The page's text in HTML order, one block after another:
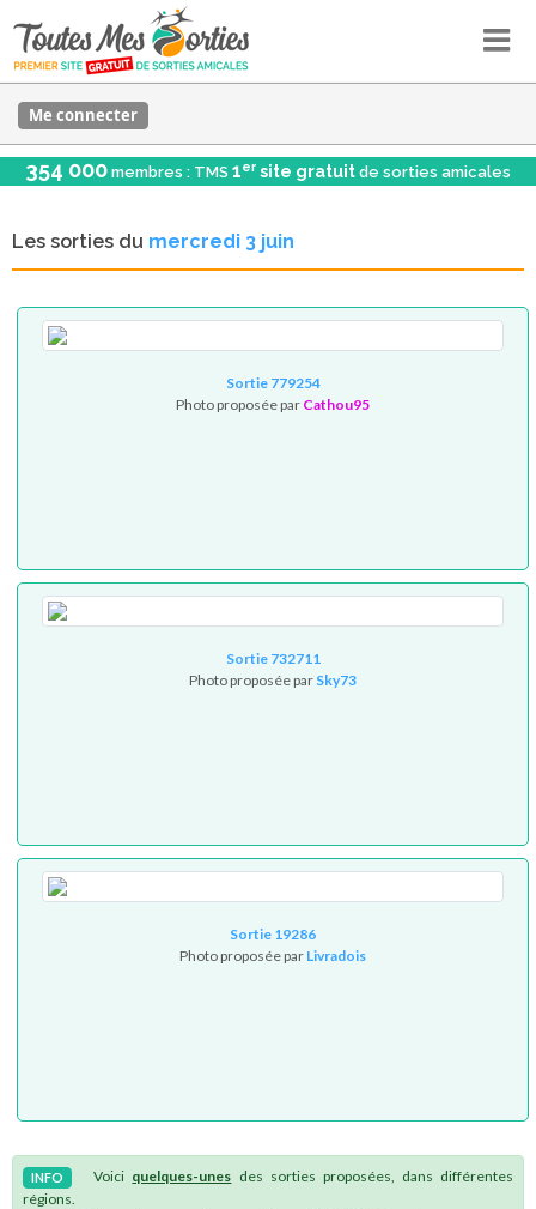
Me connecter
354 000 membres : TMS 1er site gratuit de sorties amicales
Les sorties du mercredi 3 juin
Sortie 779254
Photo proposée par Cathou95
Sortie 732711
Photo proposée par Sky73
Sortie 19286
Photo proposée par Livradois
INFO Voici quelques-unes des sorties proposées, dans différentes
régions.